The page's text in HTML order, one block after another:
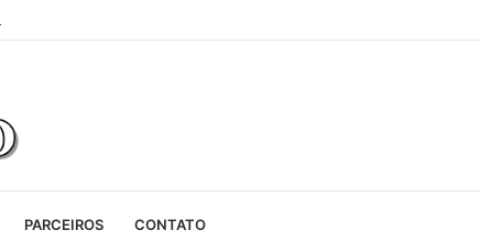
gigante que Justin Bieber ganhou!
PARCEIROS CONTATO